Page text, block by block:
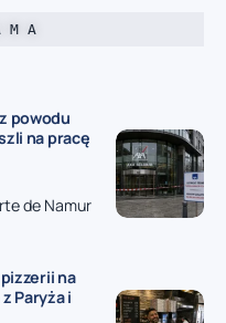
M A
powodu
na pracę
de Namur
na
Paryża i